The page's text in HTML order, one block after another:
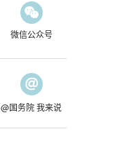
微信公众号
@国务院 我来说